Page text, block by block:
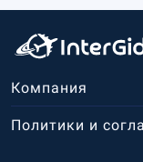
Компания
Политики и